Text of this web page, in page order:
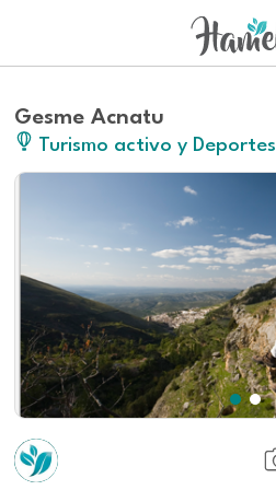
Gesme Acnatu
Turismo activo y Deportes